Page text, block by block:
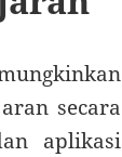
secara
aplikasi